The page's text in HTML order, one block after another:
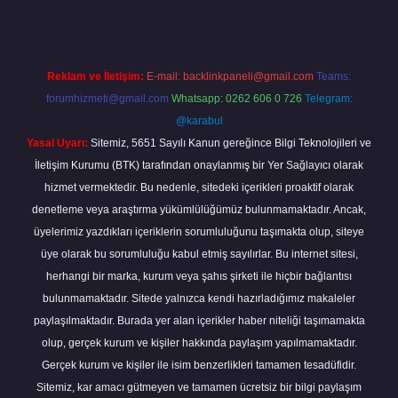
Reklam ve İletişim: E-mail: backlinkpaneli@gmail.com Teams:
forumhizmeti@gmail.com Whatsapp: 0262 606 0 726 Telegram:
@karabul
Yasal Uyarı: Sitemiz, 5651 Sayılı Kanun gereğince Bilgi Teknolojileri ve
İletişim Kurumu (BTK) tarafından onaylanmış bir Yer Sağlayıcı olarak
hizmet vermektedir. Bu nedenle, sitedeki içerikleri proaktif olarak
denetleme veya araştırma yükümlülüğümüz bulunmamaktadır. Ancak,
üyelerimiz yazdıkları içeriklerin sorumluluğunu taşımakta olup, siteye
üye olarak bu sorumluluğu kabul etmiş sayılırlar. Bu internet sitesi,
herhangi bir marka, kurum veya şahıs şirketi ile hiçbir bağlantısı
bulunmamaktadır. Sitede yalnızca kendi hazırladığımız makaleler
paylaşılmaktadır. Burada yer alan içerikler haber niteliği taşımamakta
olup, gerçek kurum ve kişiler hakkında paylaşım yapılmamaktadır.
Gerçek kurum ve kişiler ile isim benzerlikleri tamamen tesadüfidir.
Sitemiz, kar amacı gütmeyen ve tamamen ücretsiz bir bilgi paylaşım